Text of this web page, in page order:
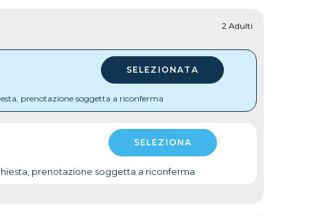
2 Adulti
prenotazione soggetta a riconferma
prenotazione soggetta a riconferma